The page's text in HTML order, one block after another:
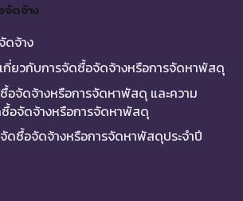
ดจ้าง
ดจ้าง
กี่ยวกับการจัดซื้อจัดจ้างหรือการจัดหาพัสดุ
อจัดจ้างหรือการจัดหาพัสดุ และความ
อจัดจ้างหรือการจัดหาพัสดุ
ดซื้อจัดจ้างหรือการจัดหาพัสดุประจำปี